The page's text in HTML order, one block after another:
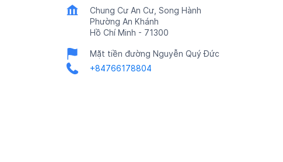
Chung Cư An Cư, Song Hành
Phường An Khánh
Hồ Chí Minh - 71300
Mặt tiền đường Nguyễn Quý Đức
+84766178804